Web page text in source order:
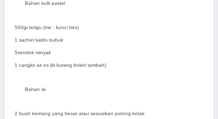
Bahan kulit pastel
500gr terigu (me : kunci biru)
1 sachet kaldu bubuk
5sendok minyak
1 cangkir air es (kl kurang boleh tambah)
Bahan isi
2 buah kentang yang besar atau sesuaikan potong kotak